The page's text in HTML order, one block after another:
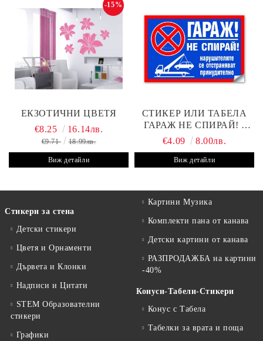
ЕКЗОТИЧНИ ЦВЕТЯ
-15%
€8.25 16.14лв.
€9.71 18.99лв.
Виж детайли
СТИКЕР ИЛИ ТАБЕЛА
ГАРАЖ НЕ СПИРАЙ! -
30Х19 СМ
€4.09 8.00лв.
Виж детайли
Стикери за стена
Детски стикери
Цветя и Орнаменти
Дървета и Клонки
Надписи и Цитати
STEM Образователни
стикери
Графики
Картини Музика
Комплекти пана от канава
Детски картини от канава
РАЗПРОДАЖБА на картини
-40%
Конуси-Табели-Стикери
Конус с Табела
Табелки за врата и поща